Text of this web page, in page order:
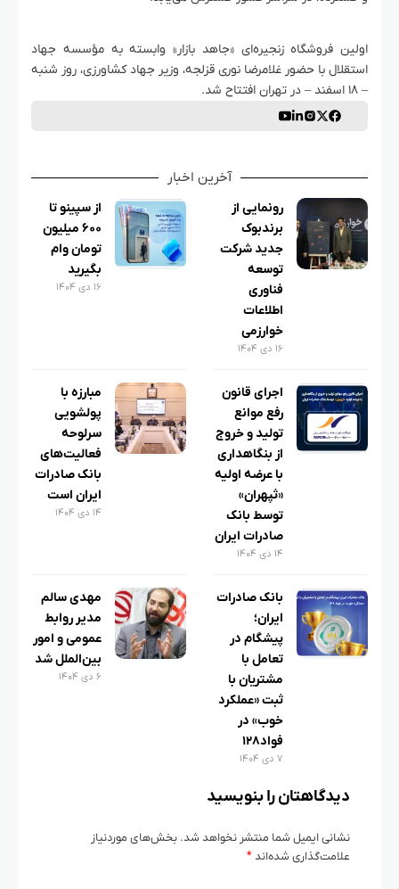
اولین فروشگاه زنجیره‌ای «جاهد بازار» وابسته به مؤسسه جهاد
استقلال با حضور غلامرضا نوری قزلجه، وزیر جهاد کشاورزی، روز شنبه
– ۱۸ اسفند – در تهران افتتاح شد.
آخرین اخبار
رونمایی از
برندبوک
جدید شرکت
توسعه
فناوری
اطلاعات
خوارزمی
۱۶ دی ۱۴۰۴
از سپینو تا
۶۰۰ میلیون
تومان وام
بگیرید
۱۶ دی ۱۴۰۴
اجرای قانون
رفع موانع
تولید و خروج
از بنگاهداری
با عرضه اولیه
«ثپهران»
توسط بانک
صادرات ایران
۱۴ دی ۱۴۰۴
مبارزه با
پولشویی
سرلوحه
فعالیت‌های
بانک صادرات
ایران است
۱۴ دی ۱۴۰۴
بانک صادرات
ایران؛
پیشگام در
تعامل با
مشتریان با
ثبت «عملکرد
خوب» در
فواد۱۲۸
۷ دی ۱۴۰۴
مهدی سالم
مدیر روابط
عمومی و امور
بین‌الملل شد
۶ دی ۱۴۰۴
دیدگاهتان را بنویسید
نشانی ایمیل شما منتشر نخواهد شد. بخش‌های موردنیاز
علامت‌گذاری شده‌اند*